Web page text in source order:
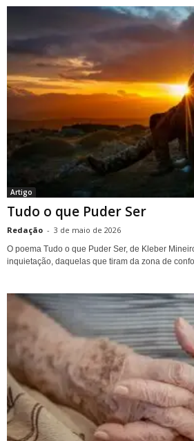
Artigo
Tudo o que Puder Ser
Redação - 3 de maio de 2026
O poema Tudo o que Puder Ser, de Kleber
inquietação, daquelas que tiram da zona de